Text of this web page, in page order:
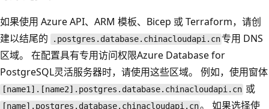
如果使用 Azure API、ARM 模板、Bicep 或 Terraform，请创
建以结尾的
.postgres.database.chinacloudapi.cn专用 DNS
区域。 在配置具有专用访问权限Azure Database for
PostgreSQL灵活服务器时，请使用这些区域。 例如，使用窗体
[name1].[name2].postgres.database.chinacloudapi.cn 或
[name].postgres.database.chinacloudapi.cn。 如果选择使